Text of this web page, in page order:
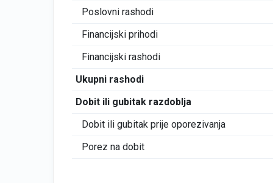
Poslovni rashodi
Financijski prihodi
Financijski rashodi
Ukupni rashodi
Dobit ili gubitak razdoblja
Dobit ili gubitak prije oporezivanja
Porez na dobit